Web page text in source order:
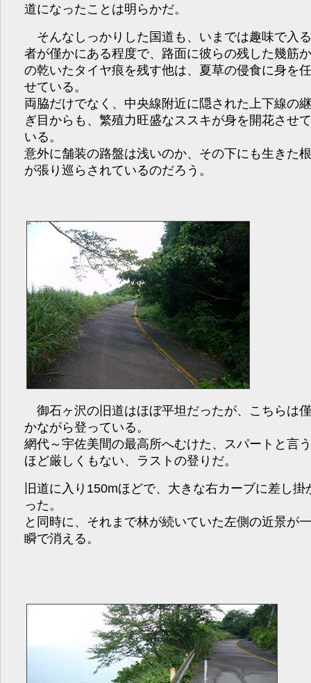
道になったことは明らかだ。
そんなしっかりした国道も、いまでは趣味で入
者が僅かにある程度で、路面に彼らの残した幾筋
の乾いたタイヤ痕を残す他は、夏草の侵食に身を
せている。
両脇だけでなく、中央線附近に隠された上下線の
ぎ目からも、繁殖力旺盛なススキが身を開花させ
いる。
意外に舗装の路盤は浅いのか、その下にも生きた
が張り巡らされているのだろう。
御石ヶ沢の旧道はほぼ平坦だったが、こちらは
かながら登っている。
網代～宇佐美間の最高所へむけた、スパートと言
ほど厳しくもない、ラストの登りだ。
旧道に入り150mほどで、大きな右カーブに差し掛
った。
と同時に、それまで林が続いていた左側の近景が
瞬で消える。